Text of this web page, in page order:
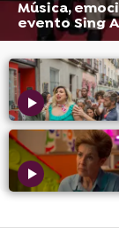
Música,
evento Sing